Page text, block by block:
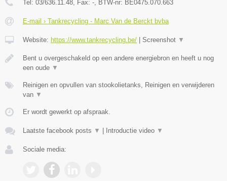
Tel: 03/636.11.48, Fax: -, BTW-nr: BE0475.070.663
E-mail › Tankrecycling - Marc Van de Berckt bvba
Website: https://www.tankrecycling.be/ Screenshot ▼
Bent u overgeschakeld op een andere energiebron en heeft u nog
een oude ▼
Reinigen en opvullen van stookolietanks, Reinigen en verwijderen
van ▼
Er wordt gewerkt op afspraak.
Laatste facebook posts ▼ Introductie video ▼
Sociale media: